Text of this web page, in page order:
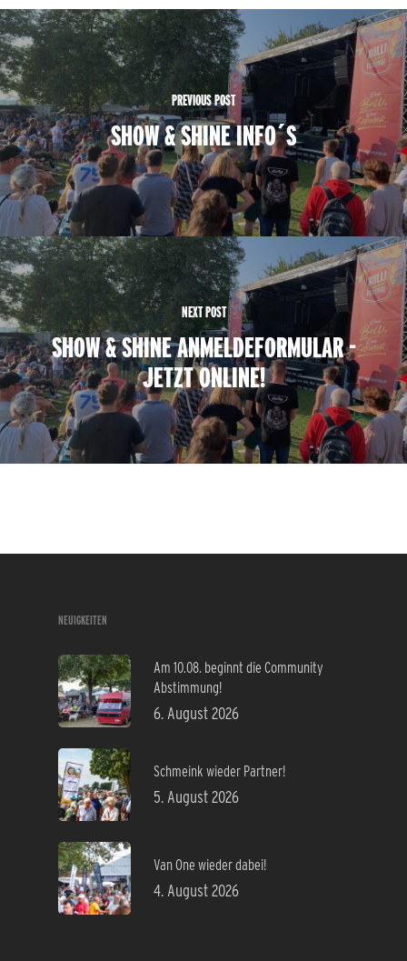
PREVIOUS POST
SHOW & SHINE INFO´S
NEXT POST
SHOW & SHINE ANMELDEFORMULAR -
JETZT ONLINE!
NEUIGKEITEN
Am 10.08. beginnt die Community
Abstimmung!
6. August 2026
Schmeink wieder Partner!
5. August 2026
Van One wieder dabei!
4. August 2026